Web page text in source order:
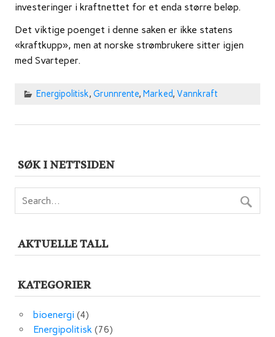
investeringer i kraftnettet for et enda større beløp.
Det viktige poenget i denne saken er ikke statens
«kraftkupp», men at norske strømbrukere sitter igjen
med Svarteper.
Energipolitisk, Grunnrente, Marked, Vannkraft
SØK I NETTSIDEN
AKTUELLE TALL
KATEGORIER
bioenergi (4)
Energipolitisk (76)